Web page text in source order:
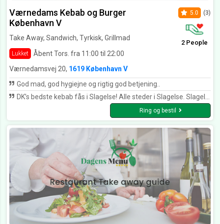
Værnedams Kebab og Burger
København V
Take Away, Sandwich, Tyrkisk, Grillmad
Lukket Åbent Tors. fra 11:00 til 22:00
5.0 (3)
2 People
Værnedamsvej 20, 1619 København V
God mad, god hygiejne og rigtig god betjening..
DK’s bedste kebab fås i Slagelse! Alle steder i Slagelse. Slagelse er kebab hovedstad i Danmark. Men hvis man skal have kebab og man er langt væk fra Slagelse, så er dette stedet! Sødeste ejer, god dürüm og man får altid lidt ekstra fritter til en stor bakke.
Ring og bestil